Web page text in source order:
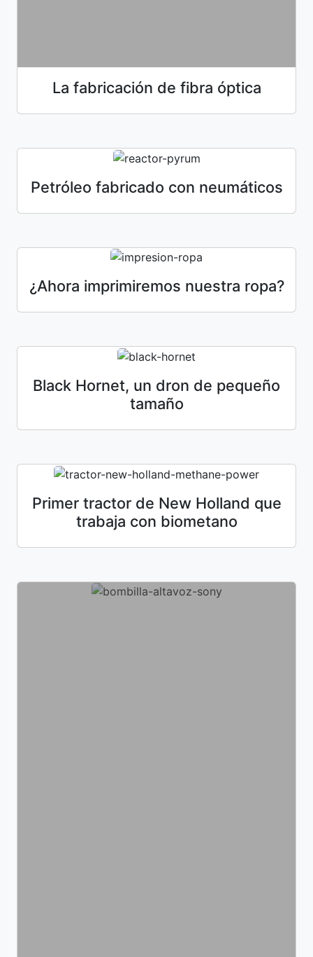
La fabricación de fibra óptica
Petróleo fabricado con neumáticos
¿Ahora imprimiremos nuestra ropa?
Black Hornet, un dron de pequeño
tamaño
Primer tractor de New Holland que
trabaja con biometano